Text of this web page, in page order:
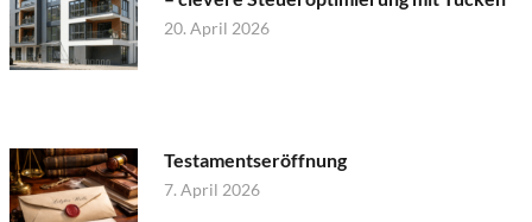
20. April 2026
Testamentseröffnung
7. April 2026